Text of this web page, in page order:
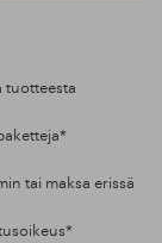
tuotteesta
tai maksa erissä